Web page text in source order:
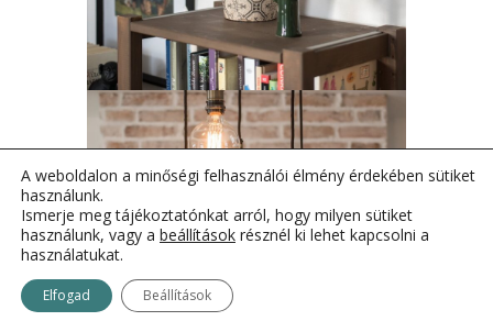
A weboldalon a minőségi felhasználói élmény érdekében sütiket
használunk.
Ismerje meg tájékoztatónkat arról, hogy milyen sütiket
használunk, vagy a beállítások résznél ki lehet kapcsolni a
használatukat.
Elfogad Beállítások